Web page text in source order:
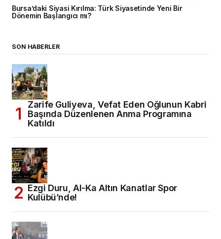
Bursa’daki Siyasi Kırılma: Türk Siyasetinde Yeni Bir
Dönemin Başlangıcı mı?
SON HABERLER
Zarife Guliyeva, Vefat Eden Oğlunun Kabri
Başında Düzenlenen Anma Programına
Katıldı
Ezgi Duru, Al-Ka Altın Kanatlar Spor
Kulübü’nde!